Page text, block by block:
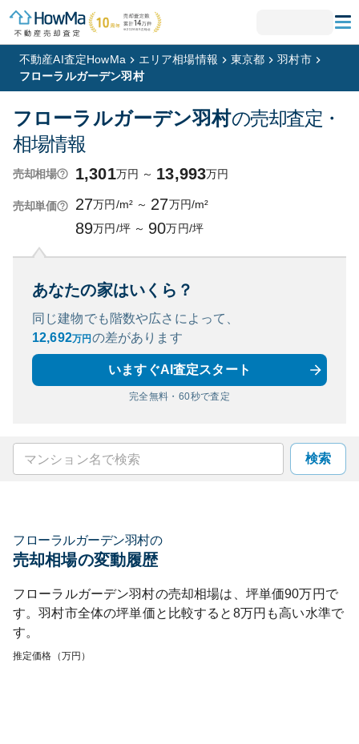
不動産AI査定HowMa エリア相場情報 東京都
羽村市
フローラルガーデン羽村
フローラルガーデン羽村の売却査定・
相場情報
売却相場 1,301万円 ～ 13,993万円
売却単価 27万円/m² ～ 27万円/m²
89万円/坪 ～ 90万円/坪
あなたの家はいくら？
同じ建物でも階数や広さによって、
12,692万円 の差があります
いますぐAI査定スタート
完全無料・60秒で査定
検索
フローラルガーデン羽村の
売却相場の変動履歴
フローラルガーデン羽村の売却相場は、坪単価90万円で
す。羽村市全体の坪単価と比較すると 8万円も高い水準で
す。
推定価格（万円）